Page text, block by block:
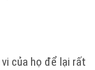
của họ để lại rất